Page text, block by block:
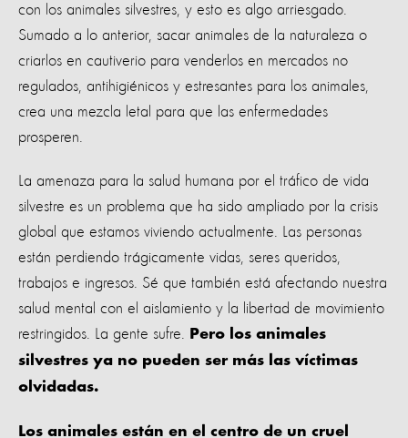
con los animales silvestres, y esto es algo arriesgado.
Sumado a lo anterior, sacar animales de la naturaleza o
criarlos en cautiverio para venderlos en mercados no
regulados, antihigiénicos y estresantes para los animales,
crea una mezcla letal para que las enfermedades
prosperen.
La amenaza para la salud humana por el tráfico de vida
silvestre es un problema que ha sido ampliado por la crisis
global que estamos viviendo actualmente. Las personas
están perdiendo trágicamente vidas, seres queridos,
trabajos e ingresos. Sé que también está afectando nuestra
salud mental con el aislamiento y la libertad de movimiento
restringidos. La gente sufre.
Pero los animales
silvestres ya no pueden ser más las víctimas
olvidadas.
Los animales están en el centro de un cruel